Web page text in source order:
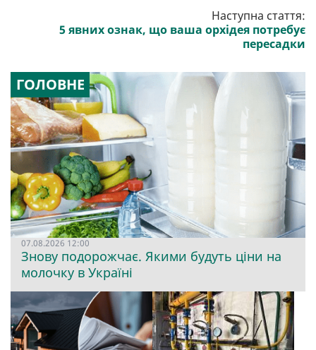
Наступна стаття:
5 явних ознак, що ваша орхідея потребує
пересадки
ГОЛОВНЕ
07.08.2026 12:00
Знову подорожчає. Якими будуть ціни на
молочку в Україні